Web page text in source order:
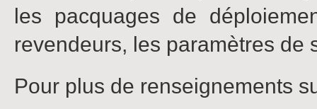
les pacquages de
revendeurs, les paramètres de
Pour plus de renseignements